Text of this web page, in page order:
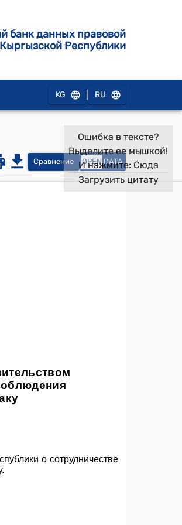
банк данных правовой
Республики
KG RU
Сравнение OPEN DATA
Ошибка в тексте?
Выделите ее мышкой!
И нажмите: Сюда
Загрузить цитату